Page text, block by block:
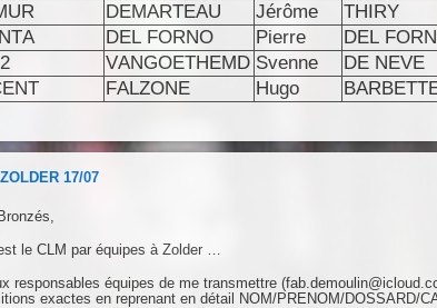
DEMARTEAU Jérôme THIRY
DEL FORNO Pierre DEL
VANGOETHEMD Svenne DE NEVE
FALZONE Hugo
17/07
le CLM par équipes à Zolder …
responsables équipes de me transmettre
exactes en reprenant en détail NOM/PRENOM/DOSSARD/